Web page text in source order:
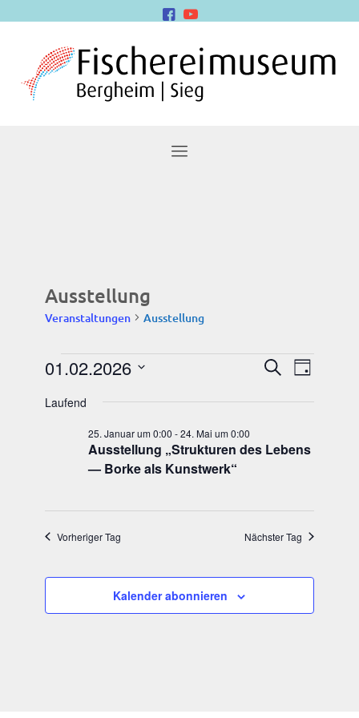
Ausstellung
Veranstaltungen Ausstellung
Veranstaltungen
für
1.
Suche
und
SucheTag
01.02.2026
wählen.
Laufend
Aus­stel­lung „Struk­tu­ren des Lebens
— Bor­ke als Kunstwerk“
25. Januar um 0:00 -24. Mai um 0:00
Vorheriger Tag Nächster Tag
Kalender abonnieren